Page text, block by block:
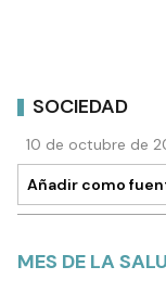
SOCIEDAD
10 de octubre de
Añadir como
MES DE LA